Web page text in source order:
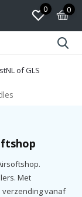
0 0
of GLS
Met
verzending vanaf